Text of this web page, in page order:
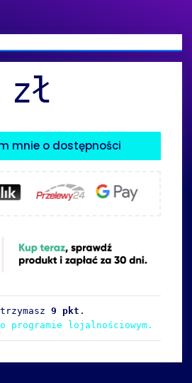
mnie o dostępności
9 pkt .
programie lojalnościowym.